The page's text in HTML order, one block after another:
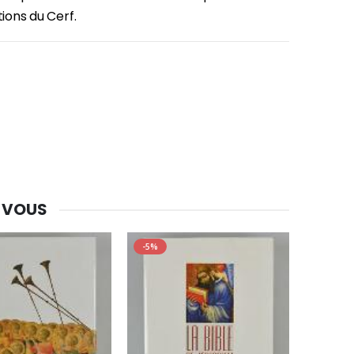
€12.00 €9.60
€7.90
du Cerf.
-5%